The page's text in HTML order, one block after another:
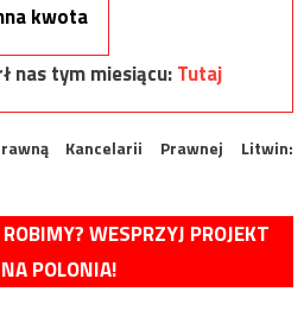
kwota
nas tym miesiącu:Tutaj
Kancelarii Prawnej Litwin:
WESPRZYJ PROJEKT
POLONIA!